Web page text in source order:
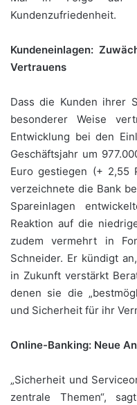
Kundenzufriedenheit.
Kundeneinlagen:
Vertrauens
Dass die Kunden ihrer
besonderer Weise
Entwicklung bei den
Geschäftsjahr um
Euro gestiegen (+ 2,55
verzeichnete die Bank
Spareinlagen
Reaktion auf die
zudem vermehrt in
Schneider. Er kündigt
in Zukunft verstärkt
denen sie die
und Sicherheit für ihr
Online-Banking: Neue
„Sicherheit und
zentrale Themen“,